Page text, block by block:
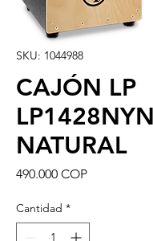
SKU: 1044988
CAJÓN LP
NATURAL
490.000 COPPrecio
Cantidad *